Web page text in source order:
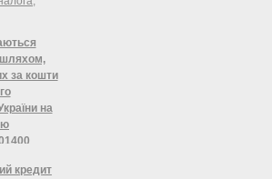
за кошти
на
кредит